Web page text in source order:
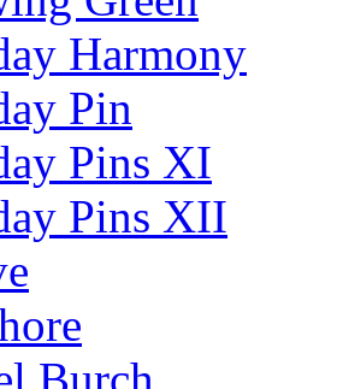
Harmony
Pin
Pins XI
Pins XII